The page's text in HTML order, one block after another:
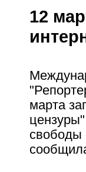
12
марта
свободы